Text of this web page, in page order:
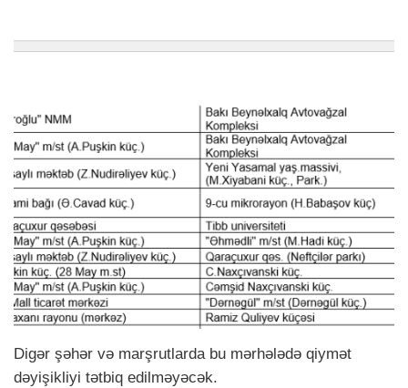
Digər şəhər və marşrutlarda bu mərhələdə qiymət
dəyişikliyi tətbiq edilməyəcək.